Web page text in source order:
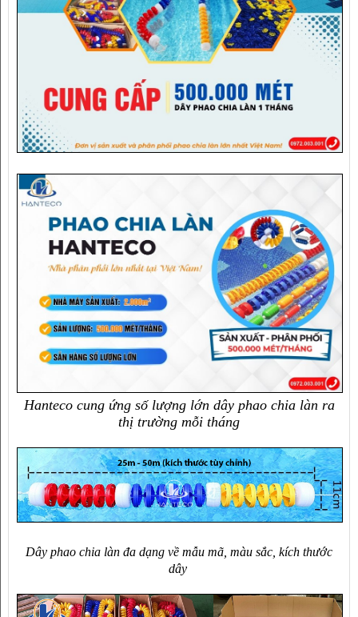
Hanteco cung ứng số lượng lớn dây phao chia làn ra
thị trường mỗi tháng
Dây phao chia làn đa dạng về mẫu mã, màu sắc, kích thước
dây